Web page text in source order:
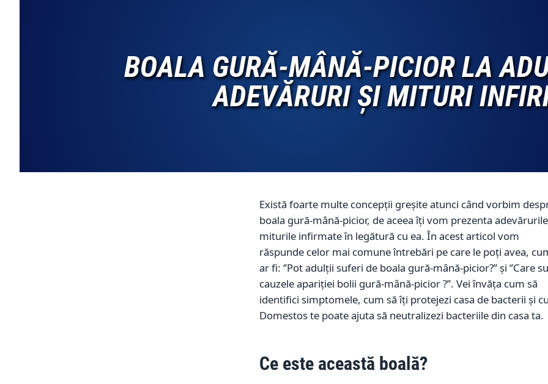
BOALA GURĂ-MÂNĂ-PICIOR LA
ADEVĂRURI ȘI MITURI
Există foarte multe concepții greșite atunci când vorbim
boala gură-mână-picior, de aceea îți vom prezenta
miturile infirmate în legătură cu ea. În acest articol vom
răspunde celor mai comune întrebări pe care le poți avea,
ar fi: ‘’Pot adulții suferi de boala gură-mână-picior?’’ și ‘’Care
cauzele apariției bolii gură-mână-picior ?’’. Vei învăța cum să
identifici simptomele, cum să îți protejezi casa de bacterii și
Domestos te poate ajuta să neutralizezi bacteriile din casa ta.
Ce este această boală?